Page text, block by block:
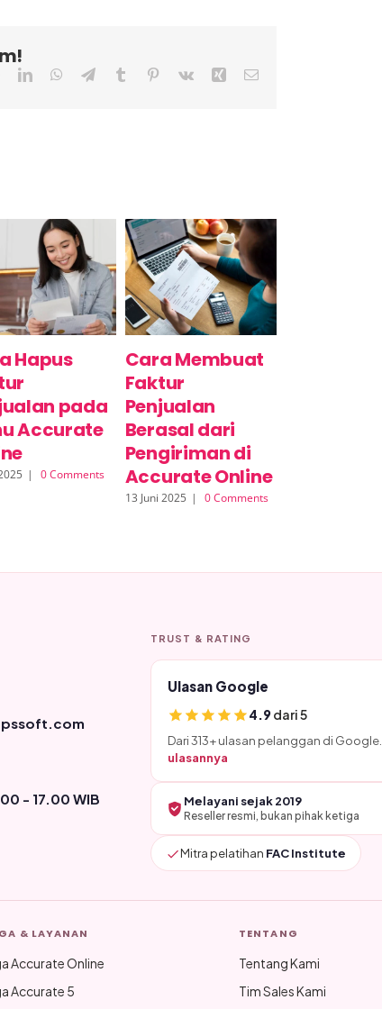
RedditLinkedInWhatsApp
TelegramTumblr Pinterest
Vk Xing Email
Hapus
pada
Accurate
| 0 Comments
Cara Membuat
Faktur
Penjualan
Berasal dari
Pengiriman di
Accurate Online
13 Juni 2025 | 0 Comments
- 17.00 WIB
TRUST & RATING
Ulasan Google
4.9dari 5
Dari 313+ ulasan pelanggan di Google.
ulasannya
Melayani sejak 2019
Reseller resmi, bukan pihak ketiga
Mitra pelatihan FAC Institute
& LAYANAN
Accurate Online
Accurate 5
TENTANG
Tentang Kami
Tim Sales Kami